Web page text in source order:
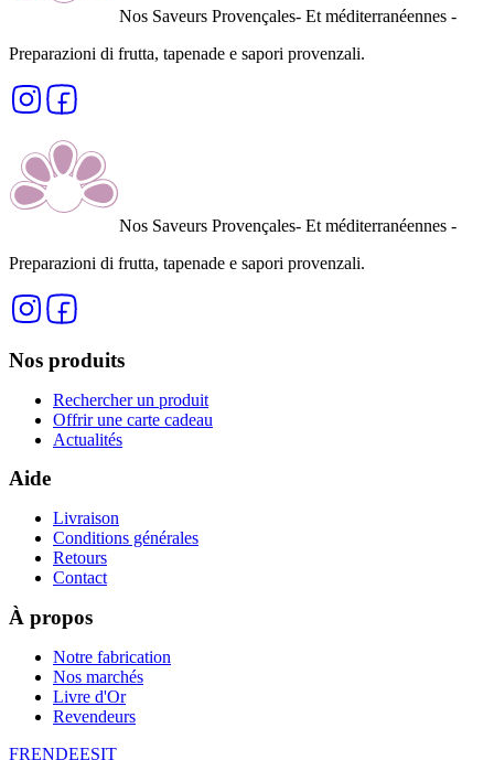
Nos Saveurs Provençales- Et méditerranéennes -
Preparazioni di frutta, tapenade e sapori provenzali.
Nos Saveurs Provençales- Et méditerranéennes -
Preparazioni di frutta, tapenade e sapori provenzali.
Nos produits
Rechercher un produit
Offrir une carte cadeau
Actualités
Aide
Livraison
Conditions générales
Retours
Contact
À propos
Notre fabrication
Nos marchés
Livre d'Or
Revendeurs
FRENDEESIT